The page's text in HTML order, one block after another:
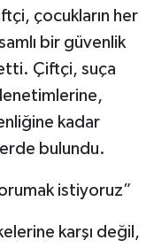
çocukların her
bir güvenlik
Çiftçi, suça
kadar
bulundu.
istiyoruz”
karşı değil,